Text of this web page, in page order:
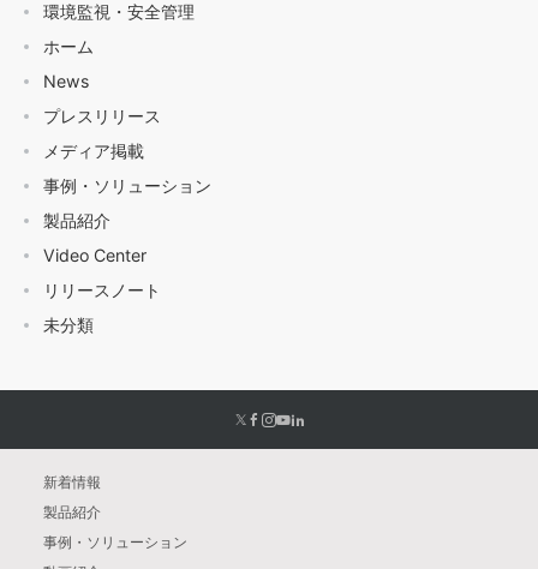
環境監視・安全管理
ホーム
News
プレスリリース
メディア掲載
事例・ソリューション
製品紹介
Video Center
リリースノート
未分類
新着情報
製品紹介
事例・ソリューション